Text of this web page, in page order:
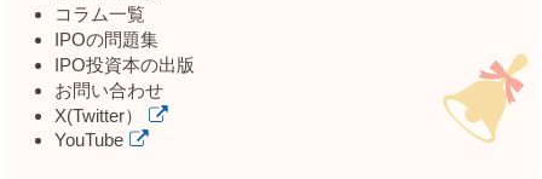
コラム一覧
IPOの問題集
IPO投資本の出版
お問い合わせ
X(Twitter）
YouTube